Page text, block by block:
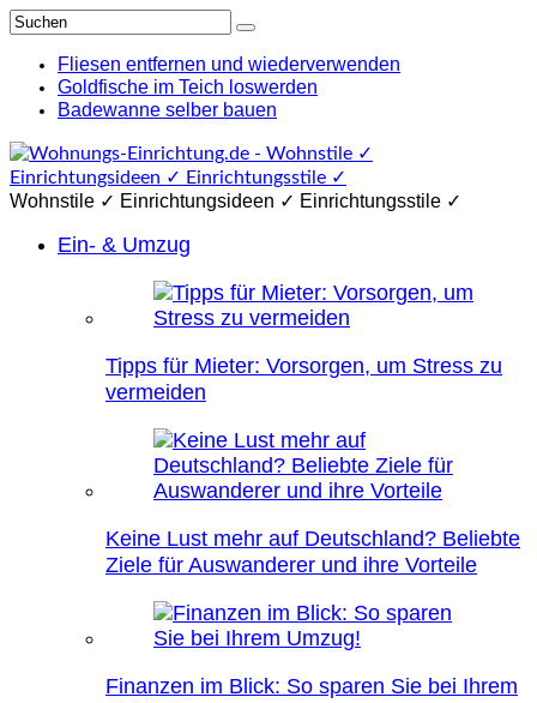
Fliesen entfernen und wiederverwenden
Goldfische im Teich loswerden
Badewanne selber bauen
Wohnstile ✓ Einrichtungsideen ✓ Einrichtungsstile ✓
Ein- & Umzug
Tipps für Mieter: Vorsorgen, um Stress zu
vermeiden
Keine Lust mehr auf Deutschland? Beliebte
Ziele für Auswanderer und ihre Vorteile
Finanzen im Blick: So sparen Sie bei Ihrem